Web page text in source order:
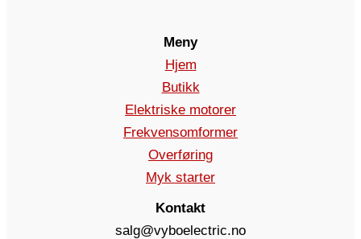
Meny
Hjem
Butikk
Elektriske motorer
Frekvensomformer
Overføring
Myk starter
Kontakt
salg@vyboelectric.no